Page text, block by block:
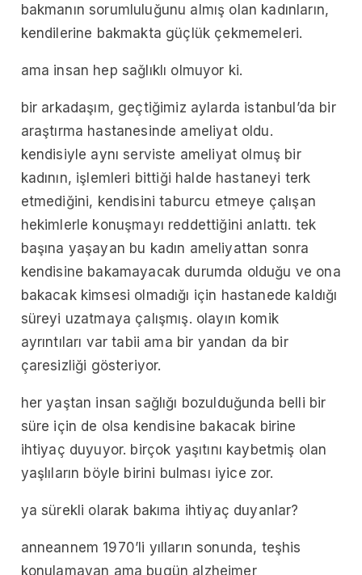
bakmanın sorumluluğunu almış olan kadınların,
kendilerine bakmakta güçlük çekmemeleri.
ama insan hep sağlıklı olmuyor ki.
bir arkadaşım, geçtiğimiz aylarda istanbul’da bir
araştırma hastanesinde ameliyat oldu.
kendisiyle aynı serviste ameliyat olmuş bir
kadının, işlemleri bittiği halde hastaneyi terk
etmediğini, kendisini taburcu etmeye çalışan
hekimlerle konuşmayı reddettiğini anlattı. tek
başına yaşayan bu kadın ameliyattan sonra
kendisine bakamayacak durumda olduğu ve ona
bakacak kimsesi olmadığı için hastanede kaldığı
süreyi uzatmaya çalışmış. olayın komik
ayrıntıları var tabii ama bir yandan da bir
çaresizliği gösteriyor.
her yaştan insan sağlığı bozulduğunda belli bir
süre için de olsa kendisine bakacak birine
ihtiyaç duyuyor. birçok yaşıtını kaybetmiş olan
yaşlıların böyle birini bulması iyice zor.
ya sürekli olarak bakıma ihtiyaç duyanlar?
anneannem 1970’li yılların sonunda, teşhis
konulamayan ama bugün alzheimer